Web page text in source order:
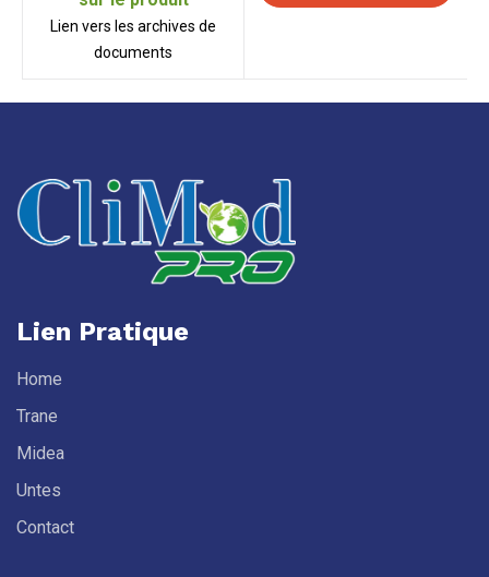
Lien vers les archives de
documents
Lien Pratique
Home
Trane
Midea
Untes
Contact